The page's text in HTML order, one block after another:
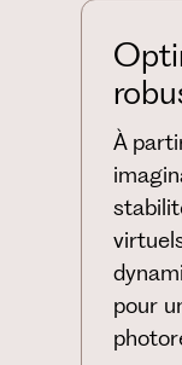
À
pour